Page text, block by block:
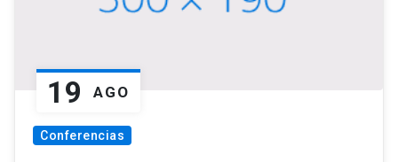
19 AGO
Conferencias